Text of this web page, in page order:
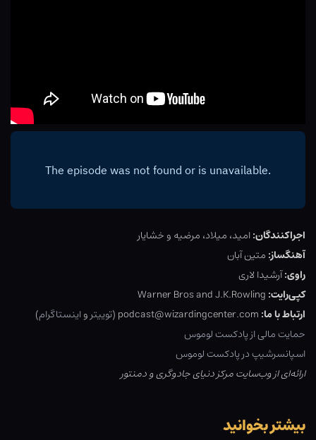
اجراکنندگان:امید، میلاد، مرضیه و خشایار
آهنگساز: متین آبان
راوی:آرشیدا لاری
کپی‌رایت: Warner Bros and J.K.Rowling
ارتباط با ما: podcast@wizardingcenter.com ( توییترواینستاگرام)
حمایت مالی از پادکست لوموس
اسپانسرشیپ در پادکست لوموس
ارائه‌ای از وب‌سایت مرکز دنیای جادوگری و دمنتور
بیشتر بخوانید